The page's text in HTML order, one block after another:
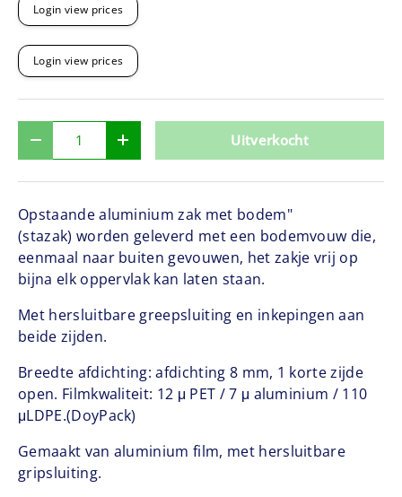
Login view prices
Login view prices
- + Uitverkocht
Opstaande aluminium zak met bodem"
(stazak) worden geleverd met een bodemvouw die,
eenmaal naar buiten gevouwen, het zakje vrij op
bijna elk oppervlak kan laten staan.
Met hersluitbare greepsluiting en inkepingen aan
beide zijden.
Breedte afdichting: afdichting 8 mm, 1 korte zijde
open. Filmkwaliteit: 12 μ PET / 7 μ aluminium / 110
μLDPE.(DoyPack)
Gemaakt van aluminium film, met hersluitbare
gripsluiting.